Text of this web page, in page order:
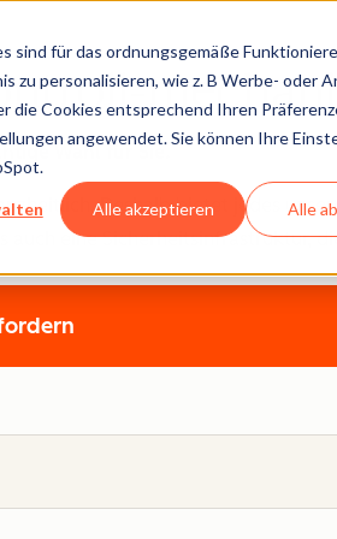
sind für das ordnungsgemäße
zu personalisieren, wie z. B Werbe- oder
die Cookies entsprechend Ihren
angewendet. Sie können Ihre
Alle akzeptieren Alle
Wahl für Sie.
Deshalb bietet jedes
eine Sicherheitsinfrastruktur,